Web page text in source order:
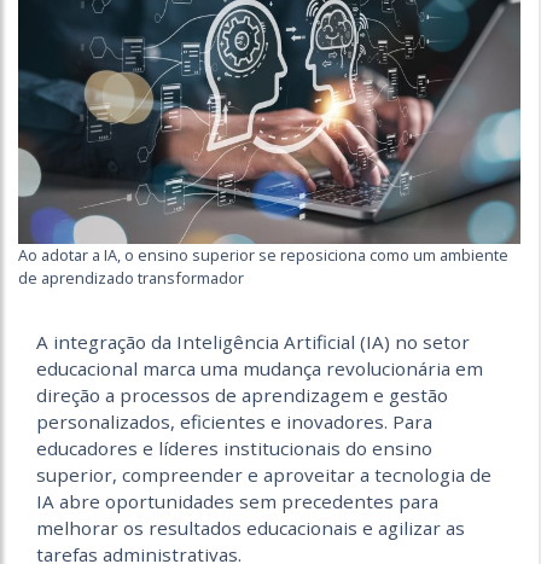
Ao adotar a IA, o ensino superior se reposiciona como um ambiente
de aprendizado transformador
A integração da Inteligência Artificial (IA) no setor
educacional marca uma mudança revolucionária em
direção a processos de aprendizagem e gestão
personalizados, eficientes e inovadores. Para
educadores e líderes institucionais do ensino
superior, compreender e aproveitar a tecnologia de
IA abre oportunidades sem precedentes para
melhorar os resultados educacionais e agilizar as
tarefas administrativas.